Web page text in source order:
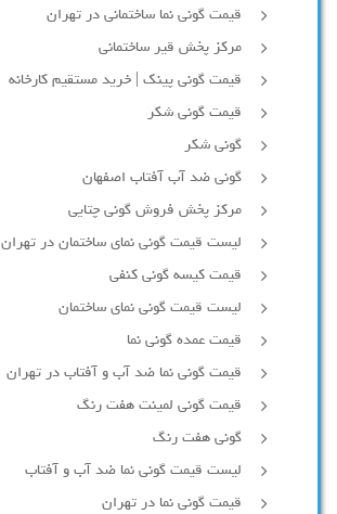
قیمت گونی نما ساختمانی در تهران
مرکز پخش قیر ساختمانی
قیمت گونی پینک | خرید مستقیم کارخانه
قیمت گونی شکر
گونی شکر
گونی ضد آب آفتاب اصفهان
مرکز پخش فروش گونی چتایی
لیست قیمت گونی نمای ساختمان در تهران
قیمت کیسه گونی کنفی
لیست قیمت گونی نمای ساختمان
قیمت عمده گونی نما
قیمت گونی نما ضد آب و آفتاب در تهران
قیمت گونی لمینت هفت رنگ
گونی هفت رنگ
لیست قیمت گونی نما ضد آب و آفتاب
قیمت گونی نما در تهران